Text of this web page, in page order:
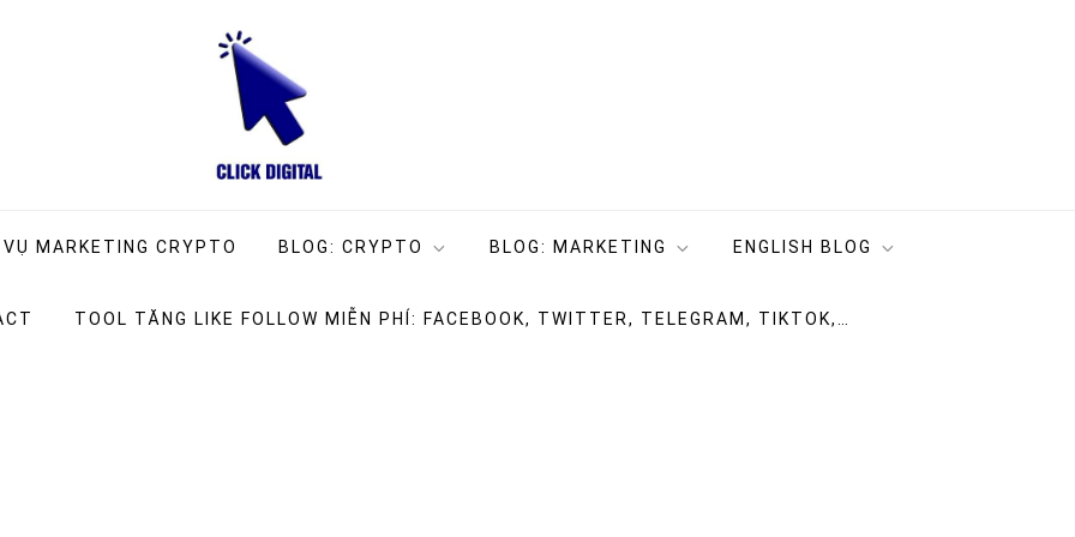
VỤ MARKETING CRYPTO BLOG: CRYPTO BLOG: MARKETING ENGLISH BLOG
TOOL TĂNG LIKE FOLLOW MIỄN PHÍ: FACEBOOK, TWITTER, TELEGRAM, TIKTOK,…